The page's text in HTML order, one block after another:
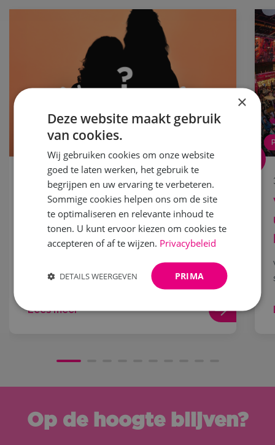
NIEUWS
18 mei 2026
Word jij het nieuwe gezicht
van Vrouw! 2027?
Droom jij ervan om samen met je moeder, oma,
Lees meer
Op de hoogte blijven?
×
Deze website maakt gebruik
van cookies.
Wij gebruiken cookies om onze website
goed te laten werken, het gebruik te
begrijpen en uw ervaring te verbeteren.
Sommige cookies helpen ons om de site
te optimaliseren en relevante inhoud te
tonen. U kunt ervoor kiezen om cookies te
accepteren of af te wijzen. Privacybeleid
PRIMA
DETAILS WEERGEVEN